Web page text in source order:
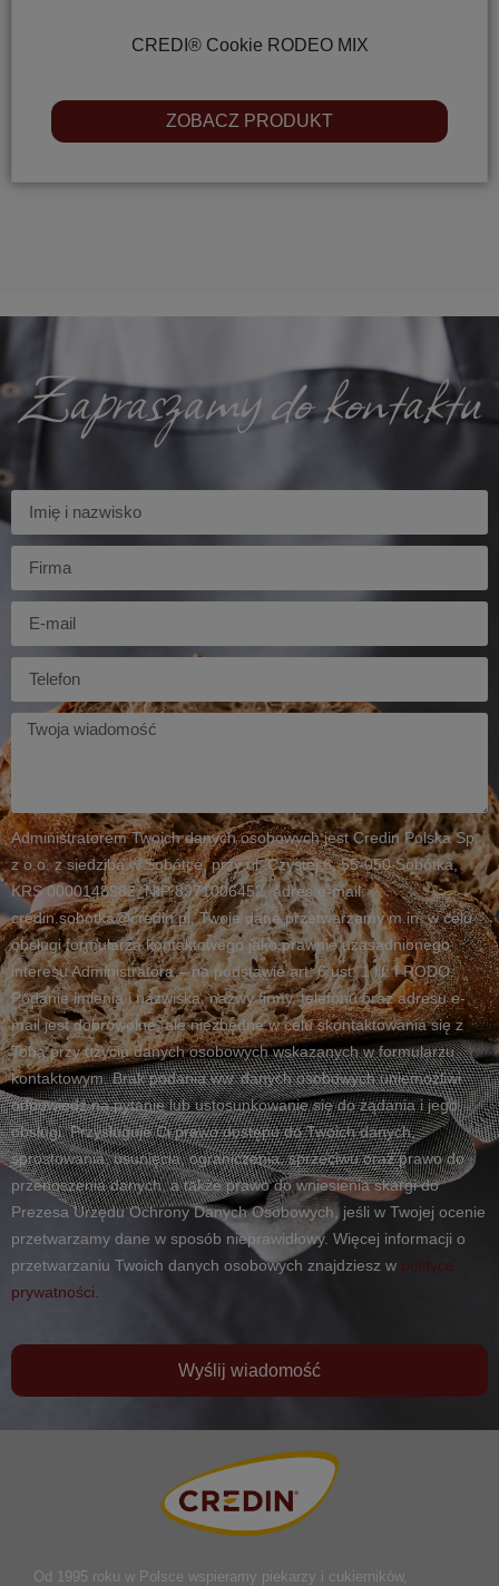
CREDI® Cookie RODEO MIX
ZOBACZ PRODUKT
Zapraszamy do kontaktu
Imię
Firma
Telefon
Twoja
wiadomość
Administratorem Twoich danych osobowych jest Credin Polska Sp.
z o.o. z siedzibą w Sobótce, przy ul. Czystej 6, 55-050 Sobótka,
KRS 0000148982, NIP 8971006452, adres e-mail:
credin.sobotka@credin.pl. Twoje dane przetwarzamy m.in. w celu
obsługi formularza kontaktowego jako prawnie uzasadnionego
interesu Administratora – na podstawie art. 6 ust. 1 lit. f RODO.
Podanie imienia i nazwiska, nazwy firmy, telefonu oraz adresu e-
mail jest dobrowolne, ale niezbędne w celu skontaktowania się z
Tobą przy użyciu danych osobowych wskazanych w formularzu
kontaktowym. Brak podania ww. danych osobowych uniemożliwi
odpowiedź na pytanie lub ustosunkowanie się do żądania i jego
obsługi. Przysługuje Ci prawo dostępu do Twoich danych,
sprostowania, usunięcia, ograniczenia, sprzeciwu oraz prawo do
przenoszenia danych, a także prawo do wniesienia skargi do
Prezesa Urzędu Ochrony Danych Osobowych, jeśli w Twojej ocenie
przetwarzamy dane w sposób nieprawidłowy. Więcej informacji o
przetwarzaniu Twoich danych osobowych znajdziesz w polityce
prywatności.
Wyślij wiadomość
Od 1995 roku w Polsce wspieramy piekarzy i cukierników,